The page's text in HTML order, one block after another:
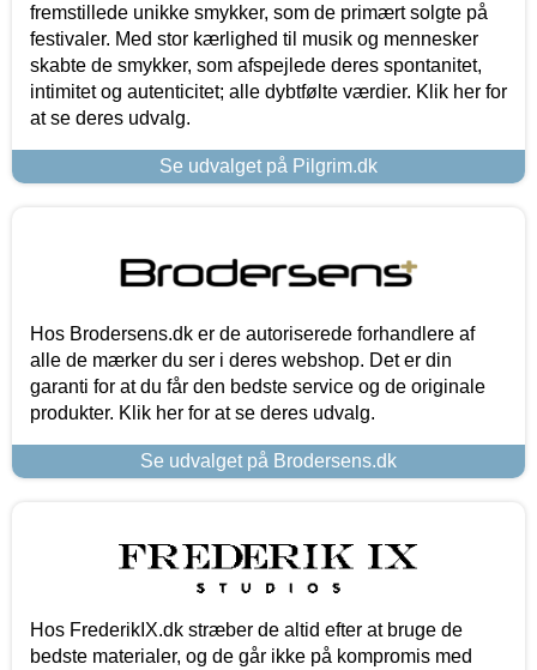
fremstillede unikke smykker, som de primært solgte på
festivaler. Med stor kærlighed til musik og mennesker
skabte de smykker, som afspejlede deres spontanitet,
intimitet og autenticitet; alle dybtfølte værdier. Klik her for
at se deres udvalg.
Se udvalget på Pilgrim.dk
Hos Brodersens.dk er de autoriserede forhandlere af
alle de mærker du ser i deres webshop. Det er din
garanti for at du får den bedste service og de originale
produkter. Klik her for at se deres udvalg.
Se udvalget på Brodersens.dk
Hos FrederikIX.dk stræber de altid efter at bruge de
bedste materialer, og de går ikke på kompromis med